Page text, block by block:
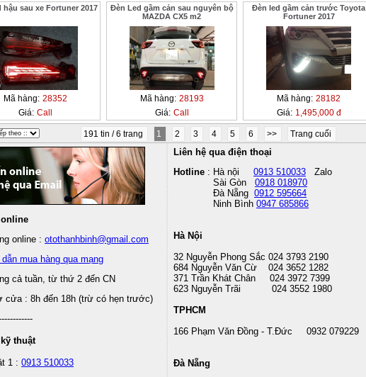
hậu sau xe Fortuner 2017
Mã hàng: 28352
Giá: Call
Đèn Led gầm cản sau nguyên bộ
MAZDA CX5 m2
Mã hàng: 28193
Giá: Call
Đèn led gầm cản trước Toyota
Fortuner 2017
Mã hàng: 28182
Giá: 1,495,000 đ
191 tin / 6 trang 1 2 3 4 5 6 >> Trang cuối
online : otothanhbinh@gmail.com
mua hàng qua mạng
cả tuần, từ thứ 2 đến CN
cửa : 8h đến 18h (trừ có hẹn trước)
thuật
1 : 0913 510033
Liên hệ qua điện thoại
Hotline : Hà nội 0913 510033 Zalo
Sài Gòn 0918 018970
Đà Nẵng 0912 595664
Ninh Bình 0947 685866
Hà Nội
32 Nguyễn Phong Sắc 024 3793 2190
684 Nguyễn Văn Cừ 024 3652 1282
371 Trần Khát Chân 024 3972 7399
623 Nguyễn Trãi 024 3552 1980
TPHCM
166 Phạm Văn Đồng - T.Đức 0932 079229
Đà Nẵng